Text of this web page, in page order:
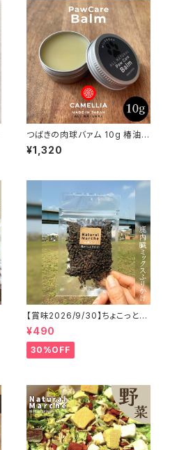
つばきの肉球バァム 10g 椿油
日本ミツバチ 肉球クリーム
¥1,320
【賞味2026/9/30】ちょこっと
「鹿内臓mixふりかけ」ジビエ鹿
おやつ
¥490
30%OFF